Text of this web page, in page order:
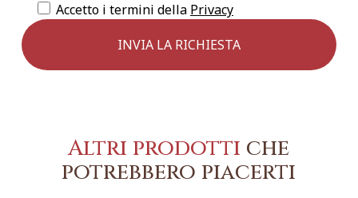
Accetto i termini della Privacy
Altri prodotti che
potrebbero piacerti